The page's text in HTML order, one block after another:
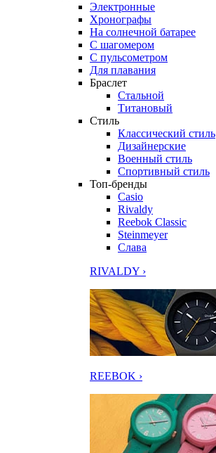
Электронные
Хронографы
На солнечной батарее
С шагомером
С пульсометром
Для плавания
Браслет
Стальной
Титановый
Стиль
Классический стиль
Дизайнерские
Военный стиль
Спортивный стиль
Топ-бренды
Casio
Rivaldy
Reebok Classic
Steinmeyer
Слава
RIVALDY ›
REEBOK ›